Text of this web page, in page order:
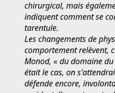
chirurgical, mais
indiquent comment se
tarentule.
Les changements de
comportement relèvent,
Monod, « du domaine
était le cas, on
défende encore,